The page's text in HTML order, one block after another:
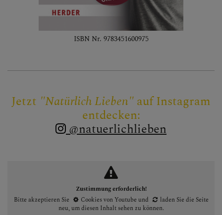
ISBN Nr. 9783451600975
Jetzt "Natürlich Lieben"auf Instagram
entdecken:
@natuerlichlieben
Zustimmung erforderlich!
Bitte akzeptieren Sie
Cookies von Youtube und
laden Sie die Seite
neu, um diesen Inhalt sehen zu können.